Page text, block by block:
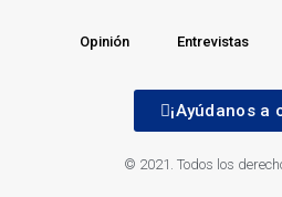
Opinión Entrevistas
¡Ayúdanos a
© 2021. Todos los